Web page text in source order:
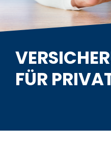
FÜR